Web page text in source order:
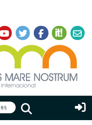
Buscar